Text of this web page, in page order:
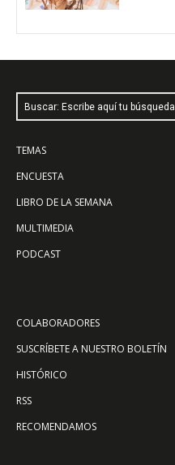
Buscar: Escribe aquí tu búsqueda
TEMAS
ENCUESTA
LIBRO DE LA SEMANA
MULTIMEDIA
PODCAST
COLABORADORES
SUSCRÍBETE A NUESTRO BOLETÍN
HISTÓRICO
RSS
RECOMENDAMOS